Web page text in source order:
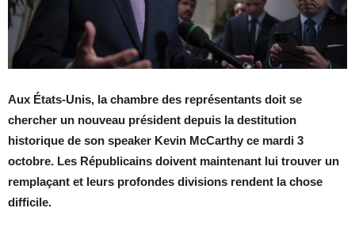
Aux États-Unis, la chambre des représentants doit se
chercher un nouveau président depuis la destitution
historique de son speaker Kevin McCarthy ce mardi 3
octobre. Les Républicains doivent maintenant lui trouver un
remplaçant et leurs profondes divisions rendent la chose
difficile.